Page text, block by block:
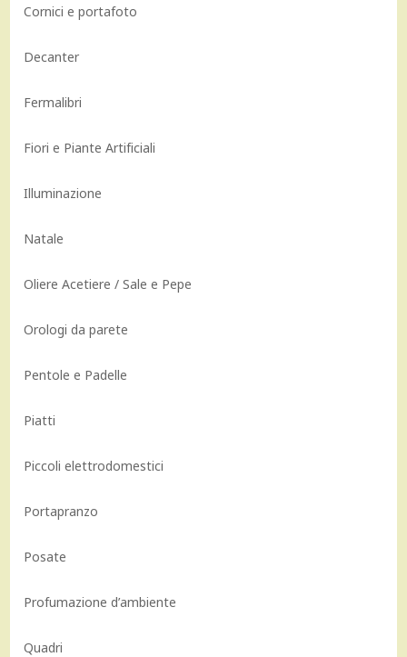
Cornici e portafoto
Decanter
Fermalibri
Fiori e Piante Artificiali
Illuminazione
Natale
Oliere Acetiere / Sale e Pepe
Orologi da parete
Pentole e Padelle
Piatti
Piccoli elettrodomestici
Portapranzo
Posate
Profumazione d’ambiente
Quadri